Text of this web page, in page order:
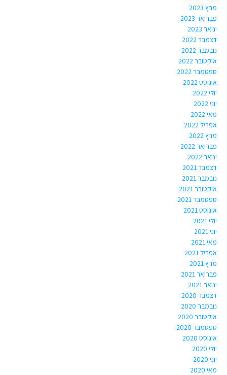
מרץ 2023
פברואר 2023
ינואר 2023
דצמבר 2022
נובמבר 2022
אוקטובר 2022
ספטמבר 2022
אוגוסט 2022
יולי 2022
יוני 2022
מאי 2022
אפריל 2022
מרץ 2022
פברואר 2022
ינואר 2022
דצמבר 2021
נובמבר 2021
אוקטובר 2021
ספטמבר 2021
אוגוסט 2021
יולי 2021
יוני 2021
מאי 2021
אפריל 2021
מרץ 2021
פברואר 2021
ינואר 2021
דצמבר 2020
נובמבר 2020
אוקטובר 2020
ספטמבר 2020
אוגוסט 2020
יולי 2020
יוני 2020
מאי 2020